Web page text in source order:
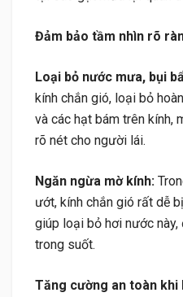
Đảm bảo tầm nhìn rõ
Loại bỏ nước mưa, bụi
kính chắn gió, loại bỏ
và các hạt bám trên kính,
rõ nét cho người lái.
Ngăn ngừa mờ kính:
ướt, kính chắn gió rất dễ
giúp loại bỏ hơi nước
trong suốt.
Tăng cường an toàn khi